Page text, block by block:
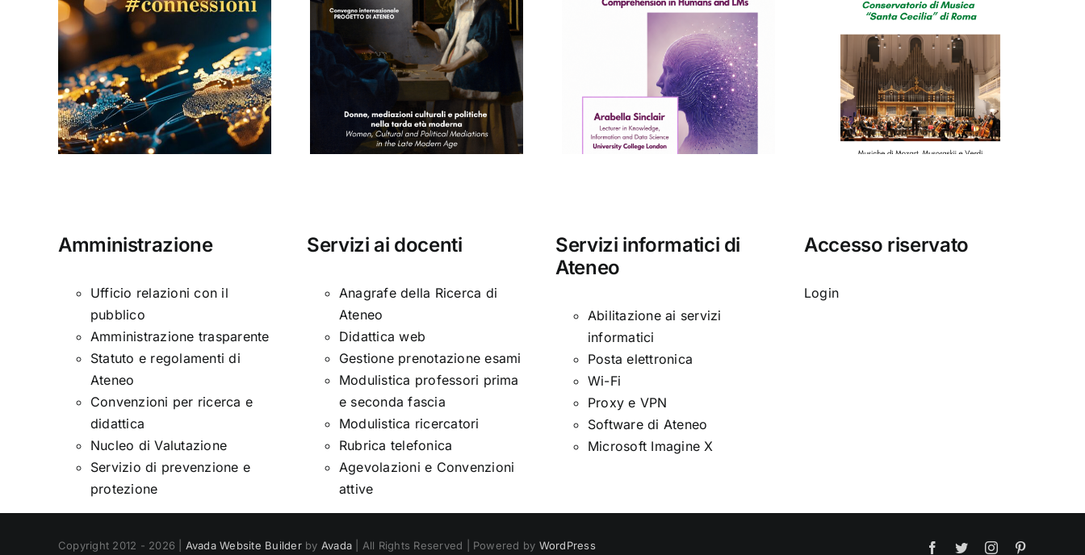
Donne, mediazioni
culturali e politiche
nella tarda età
moderna
Seminario di
Arabella Sinclair
Concerto del
Conservatorio di
“Santa Cecilia”
Amministrazione
Ufficio relazioni con il
pubblico
Amministrazione trasparente
Statuto e regolamenti di
Ateneo
Convenzioni per ricerca e
didattica
Nucleo di Valutazione
Servizio di prevenzione e
protezione
Servizi ai docenti
Anagrafe della Ricerca di
Ateneo
Didattica web
Gestione prenotazione esami
Modulistica professori prima
e seconda fascia
Modulistica ricercatori
Rubrica telefonica
Agevolazioni e Convenzioni
attive
Servizi informatici di
Ateneo
Abilitazione ai servizi
informatici
Posta elettronica
Wi-Fi
Proxy e VPN
Software di Ateneo
Microsoft Imagine X
Accesso riservato
Login
Copyright 2012 - 2026 | Avada Website Builderby Avada| All Rights Reserved | Powered by WordPress Facebook
TwitterInstagram